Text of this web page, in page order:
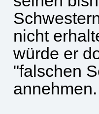
nicht
würde er
"falschen